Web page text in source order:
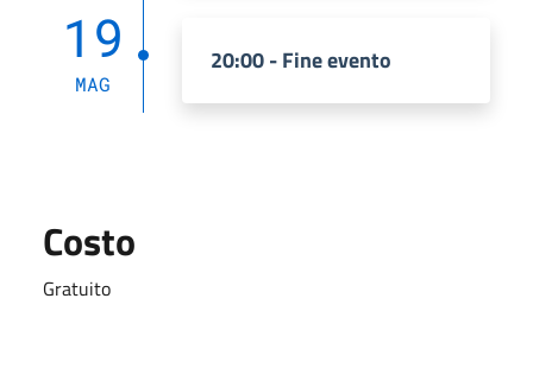
19
MAG
20:00 - Fine evento
Costo
Gratuito